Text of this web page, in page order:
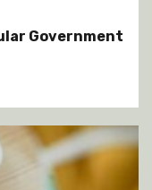
Government